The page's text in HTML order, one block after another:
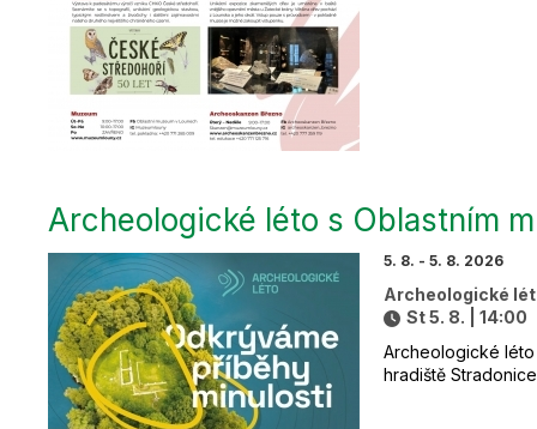
Archeologické léto s Oblastním
5. 8. - 5. 8. 2026
Archeologické
St 5. 8. | 14:00
Archeologické léto
hradiště